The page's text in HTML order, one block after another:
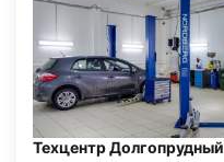
Техцентр Долгопрудный